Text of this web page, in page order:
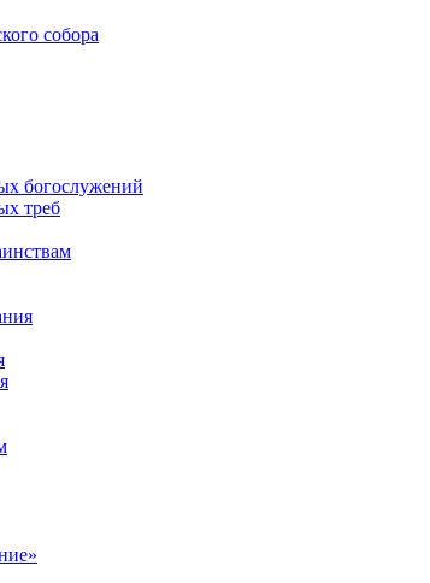
собора
богослужений
треб